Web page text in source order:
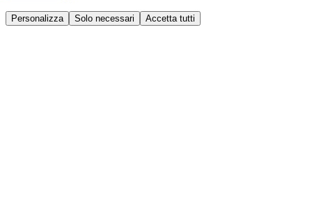
Personalizza Solo necessari Accetta tutti